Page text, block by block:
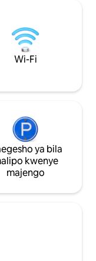
kwa ajili ya
mazuri • Godoro la hewa la Malkia
linapatikana
Wi-Fi
ya bila
kwenye
majengo